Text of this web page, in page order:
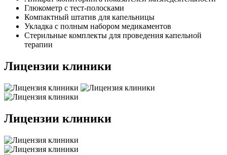
Глюкометр с тест-полосками
Компактный штатив для капельницы
Укладка с полным набором медикаментов
Стерильные комплекты для проведения капельной
терапии
Лицензии клиники
Лицензии клиники